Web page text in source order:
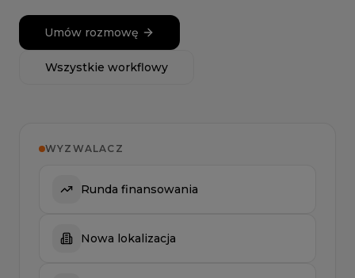
Umów rozmowę
Wszystkie workflowy
WYZWALACZ
Runda finansowania
Nowa lokalizacja